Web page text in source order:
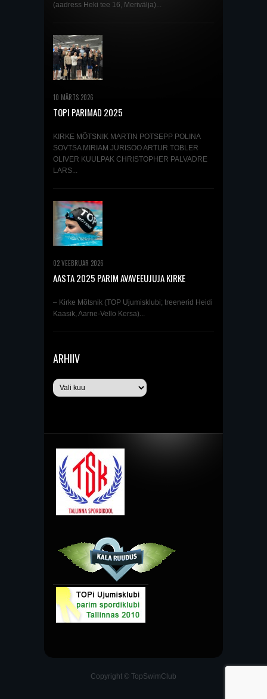
(aadress Heki tee 16, Merivälja)...
10 MÄRTS 2026
TOPI PARIMAD 2025
KIRKE MÕTSNIK MARTIN POTSEPP POLINA
SOVTSA MIRIAM JÜRISOO ARTUR TOBLER
OLIVER KUULPAK CHRISTOPHER PALVADRE
LARS...
02 VEEBRUAR 2026
AASTA 2025 PARIM AVAVEEUJUJA KIRKE
– Kirke Mõtsnik (TOP Ujumisklubi; treenerid Heidi
Kaasik, Aarne-Vello Kersa)...
ARHIIV
Arhiiv
Copyright © TopSwimClub